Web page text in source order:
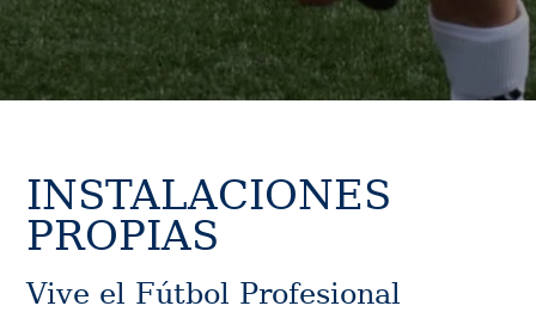
INSTALACIONES
PROPIAS
Vive el Fútbol Profesional